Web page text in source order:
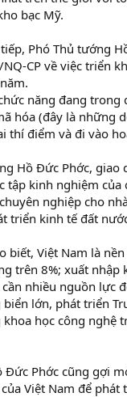
bạc Mỹ.
Phó Thủ tướng
CP về việc triển
năng đang
hóa (đây là những
thí điểm và đi vào
Hồ Đức Phớc,
tập kinh nghiệm
nghiệp cho
triển kinh tế đất
biết, Việt Nam là
trên 8%; xuất
nhiều nguồn lực
biển lớn, phát triển
học công nghệ
Đức Phớc cũng gợi
Việt Nam để phát